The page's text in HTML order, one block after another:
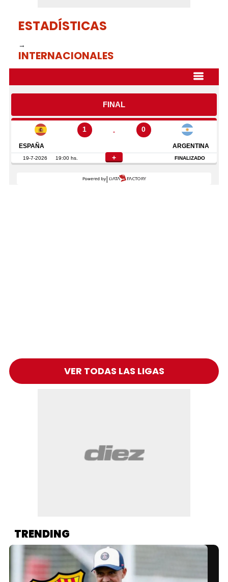
ESTADÍSTICAS
→
INTERNACIONALES
VER TODAS LAS LIGAS
TRENDING